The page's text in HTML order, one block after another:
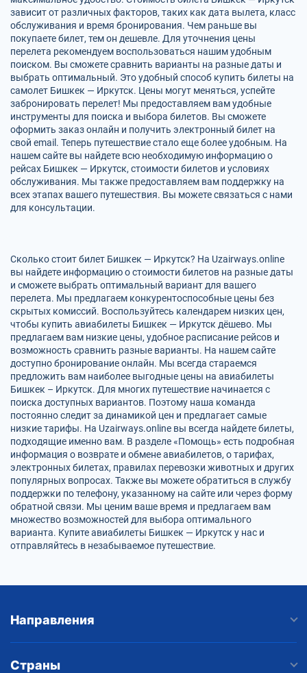
зависит от различных факторов, таких как дата вылета, класс
обслуживания и время бронирования. Чем раньше вы
покупаете билет, тем он дешевле. Для уточнения цены
перелета рекомендуем воспользоваться нашим удобным
поиском. Вы сможете сравнить варианты на разные даты и
выбрать оптимальный. Это удобный способ купить билеты на
самолет Бишкек — Иркутск. Цены могут меняться, успейте
забронировать перелет! Мы предоставляем вам удобные
инструменты для поиска и выбора билетов. Вы сможете
оформить заказ онлайн и получить электронный билет на
свой email. Теперь путешествие стало еще более удобным. На
нашем сайте вы найдете всю необходимую информацию о
рейсах Бишкек — Иркутск, стоимости билетов и условиях
обслуживания. Мы также предоставляем вам поддержку на
всех этапах вашего путешествия. Вы можете связаться с нами
для консультации.
Сколько стоит билет Бишкек — Иркутск? На Uzairways.online
вы найдете информацию о стоимости билетов на разные даты
и сможете выбрать оптимальный вариант для вашего
перелета. Мы предлагаем конкурентоспособные цены без
скрытых комиссий. Воспользуйтесь календарем низких цен,
чтобы купить авиабилеты Бишкек — Иркутск дёшево. Мы
предлагаем вам низкие цены, удобное расписание рейсов и
возможность сравнить разные варианты. На нашем сайте
доступно бронирование онлайн. Мы всегда стараемся
предложить вам наиболее выгодные цены на авиабилеты
Бишкек – Иркутск. Для многих путешествие начинается с
поиска доступных вариантов. Поэтому наша команда
постоянно следит за динамикой цен и предлагает самые
низкие тарифы. На Uzairways.online вы всегда найдете билеты,
подходящие именно вам. В разделе «Помощь» есть подробная
информация о возврате и обмене авиабилетов, о тарифах,
электронных билетах, правилах перевозки животных и других
популярных вопросах. Также вы можете обратиться в службу
поддержки по телефону, указанному на сайте или через форму
обратной связи. Мы ценим ваше время и предлагаем вам
множество возможностей для выбора оптимального
варианта. Купите авиабилеты Бишкек — Иркутск у нас и
отправляйтесь в незабываемое путешествие.
Направления
Страны